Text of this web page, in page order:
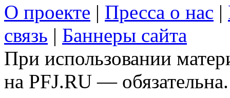
О проекте | Пресса о нас |
связь | Баннеры сайта
При использовании
на PFJ.RU — обязательна.